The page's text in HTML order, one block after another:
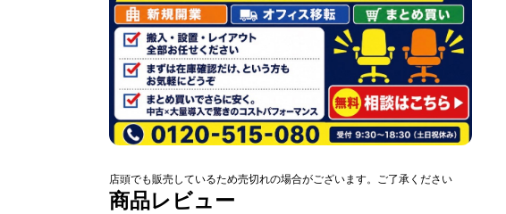
店頭でも販売しているため売切れの場合がございます。ご了承ください
商品レビュー